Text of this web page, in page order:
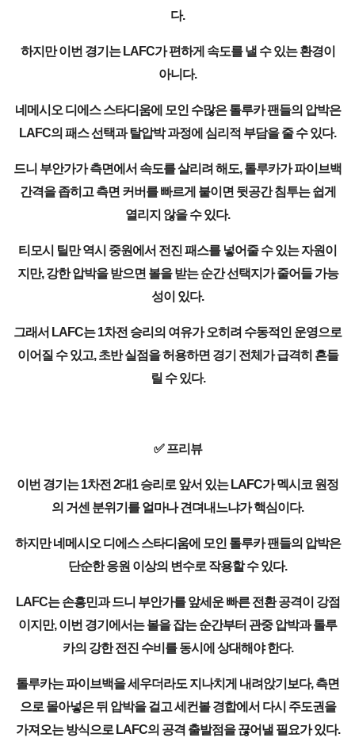
다.
하지만 이번 경기는 LAFC가 편하게 속도를 낼 수 있는 환경이
아니다.
네메시오 디에스 스타디움에 모인 수많은 톨루카 팬들의 압박은
LAFC의 패스 선택과 탈압박 과정에 심리적 부담을 줄 수 있다.
드니 부안가가 측면에서 속도를 살리려 해도, 톨루카가 파이브백
간격을 좁히고 측면 커버를 빠르게 붙이면 뒷공간 침투는 쉽게
열리지 않을 수 있다.
티모시 틸만 역시 중원에서 전진 패스를 넣어줄 수 있는 자원이
지만, 강한 압박을 받으면 볼을 받는 순간 선택지가 줄어들 가능
성이 있다.
그래서 LAFC는 1차전 승리의 여유가 오히려 수동적인 운영으로
이어질 수 있고, 초반 실점을 허용하면 경기 전체가 급격히 흔들
릴 수 있다.
✅ 프리뷰
이번 경기는 1차전 2대1 승리로 앞서 있는 LAFC가 멕시코 원정
의 거센 분위기를 얼마나 견뎌내느냐가 핵심이다.
하지만 네메시오 디에스 스타디움에 모인 톨루카 팬들의 압박은
단순한 응원 이상의 변수로 작용할 수 있다.
LAFC는 손흥민과 드니 부안가를 앞세운 빠른 전환 공격이 강점
이지만, 이번 경기에서는 볼을 잡는 순간부터 관중 압박과 톨루
카의 강한 전진 수비를 동시에 상대해야 한다.
톨루카는 파이브백을 세우더라도 지나치게 내려앉기보다, 측면
으로 몰아넣은 뒤 압박을 걸고 세컨볼 경합에서 다시 주도권을
가져오는 방식으로 LAFC의 공격 출발점을 끊어낼 필요가 있다.